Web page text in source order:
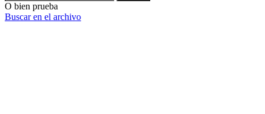
O bien prueba
Buscar en el archivo